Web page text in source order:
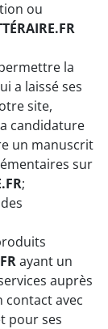
ou
la
a laissé ses
site,
candidature
un manuscrit
sur
;
ayant un
auprès
contact avec
pour ses